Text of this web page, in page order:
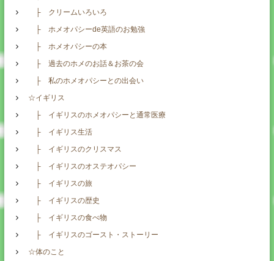
├ クリームいろいろ
├ ホメオパシーde英語のお勉強
├ ホメオパシーの本
├ 過去のホメのお話＆お茶の会
├ 私のホメオパシーとの出会い
☆イギリス
├ イギリスのホメオパシーと通常医療
├ イギリス生活
├ イギリスのクリスマス
├ イギリスのオステオパシー
├ イギリスの旅
├ イギリスの歴史
├ イギリスの食べ物
├ イギリスのゴースト・ストーリー
☆体のこと